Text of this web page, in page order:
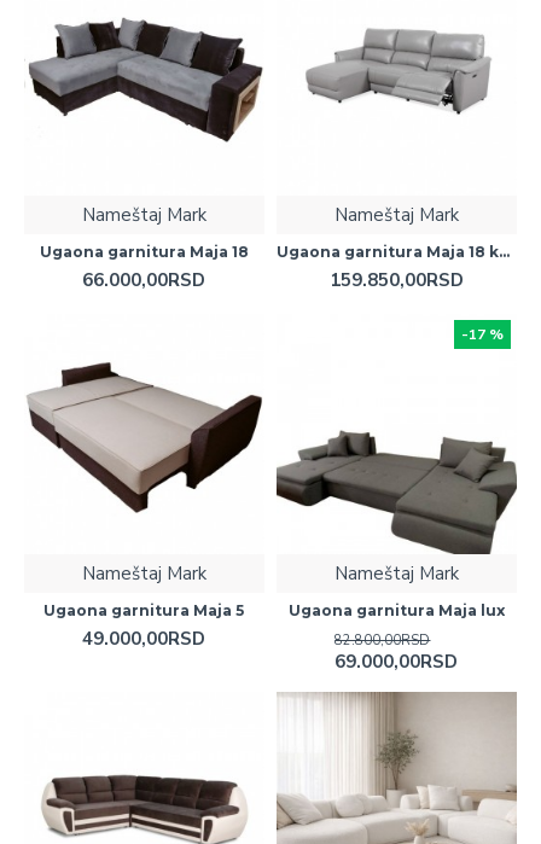
Nameštaj Mark
Ugaona garnitura Maja 18
66.000,00RSD
Nameštaj Mark
Ugaona garnitura Maja 18 kožna
159.850,00RSD
Nameštaj Mark
Ugaona garnitura Maja 5
49.000,00RSD
-17 %
Nameštaj Mark
Ugaona garnitura Maja lux
69.000,00RSD
82.800,00RSD